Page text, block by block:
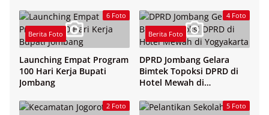
6 Foto
Berita Foto
Launching Empat Program
100 Hari Kerja Bupati
Jombang
4 Foto
Berita Foto
DPRD Jombang Gelara
Bimtek Topoksi DPRD di
Hotel Mewah di
2 Foto 5 Foto